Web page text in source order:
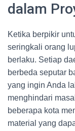
dalam
Ketika berpikir
seringkali orang
berlaku. Setiap
berbeda seputar
yang ingin Anda
menghindari
beberapa kota
material yang